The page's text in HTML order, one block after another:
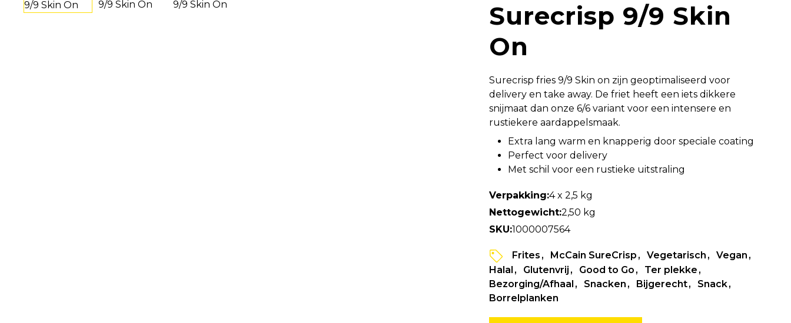
Surecrisp 9/9 Skin
On
Surecrisp fries 9/9 Skin on zijn geoptimaliseerd voor
delivery en take away. De friet heeft een iets dikkere
snijmaat dan onze 6/6 variant voor een intensere en
rustiekere aardappelsmaak.
Extra lang warm en knapperig door speciale coating
Perfect voor delivery
Met schil voor een rustieke uitstraling
Verpakking:4 x 2,5 kg
Nettogewicht:2,50 kg
SKU:1000007564
Frites McCain SureCrisp Vegetarisch
Vegan
Halal
Glutenvrij Good to Go
Ter plekke
Bezorging/Afhaal
Snacken Bijgerecht
Snack
Borrelplanken